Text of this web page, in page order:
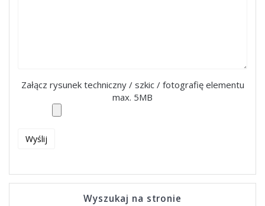
Załącz rysunek techniczny / szkic / fotografię elementu
max. 5MB
Wyszukaj na stronie